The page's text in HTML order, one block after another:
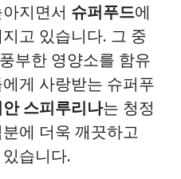
지면서 슈퍼푸드에
고 있습니다. 그 중
부한 영양소를 함유
게 사랑받는 슈퍼푸
스피루리나는 청정
에 더욱 깨끗하고
습니다.